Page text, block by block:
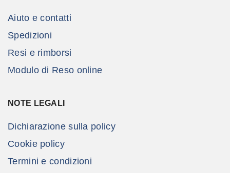
Aiuto e contatti
Spedizioni
Resi e rimborsi
Modulo di Reso online
NOTE LEGALI
Dichiarazione sulla policy
Cookie policy
Termini e condizioni